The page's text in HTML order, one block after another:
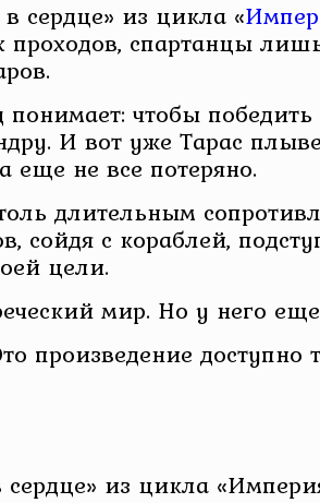
в сердце» из цикла «
спартанцы
чтобы
И вот уже Тарас
еще не все потеряно.
длительным
сойдя с кораблей,
цели.
мир. Но у него
произведение доступно
из цикла